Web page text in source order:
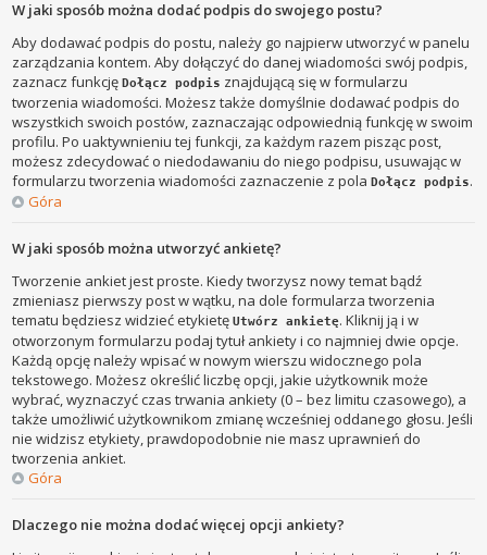
W jaki sposób można dodać podpis do swojego postu?
Aby dodawać podpis do postu, należy go najpierw utworzyć w panelu
zarządzania kontem. Aby dołączyć do danej wiadomości swój podpis,
zaznacz funkcjęDołącz podpis znajdującą się w formularzu
tworzenia wiadomości. Możesz także domyślnie dodawać podpis do
wszystkich swoich postów, zaznaczając odpowiednią funkcję w swoim
profilu. Po uaktywnieniu tej funkcji, za każdym razem pisząc post,
możesz zdecydować o niedodawaniu do niego podpisu, usuwając w
formularzu tworzenia wiadomości zaznaczenie z polaDołącz podpis.
Góra
W jaki sposób można utworzyć ankietę?
Tworzenie ankiet jest proste. Kiedy tworzysz nowy temat bądź
zmieniasz pierwszy post w wątku, na dole formularza tworzenia
tematu będziesz widzieć etykietęUtwórz ankietę. Kliknij ją i w
otworzonym formularzu podaj tytuł ankiety i co najmniej dwie opcje.
Każdą opcję należy wpisać w nowym wierszu widocznego pola
tekstowego. Możesz określić liczbę opcji, jakie użytkownik może
wybrać, wyznaczyć czas trwania ankiety (0 – bez limitu czasowego), a
także umożliwić użytkownikom zmianę wcześniej oddanego głosu. Jeśli
nie widzisz etykiety, prawdopodobnie nie masz uprawnień do
tworzenia ankiet.
Góra
Dlaczego nie można dodać więcej opcji ankiety?